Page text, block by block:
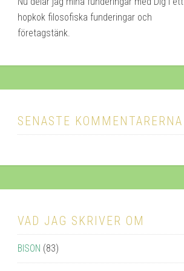
hopkok filosofiska funderingar och
företagstänk.
SENASTE KOMMENTARERNA
VAD JAG SKRIVER OM
BISON (83)